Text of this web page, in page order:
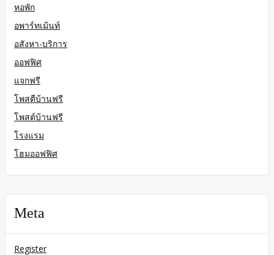
หอพัก
อพาร์ทเม้นท์
อสังหา-บริการ
ออฟฟิศ
แจกฟรี
โพสตืบ้านฟรี
โพสต์บ้านฟรี
โรงแรม
โฮมออฟฟิศ
Meta
Register